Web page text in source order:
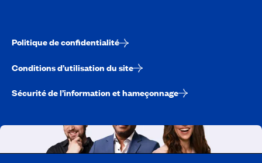
Politique de confidentialité
Conditions d’utilisation du site
Sécurité de l’information et hameçonnage